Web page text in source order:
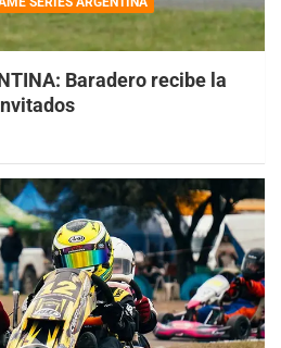
Baradero recibe la